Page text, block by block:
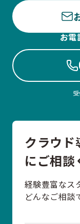
お電
クラウド
にご相談
経験豊富なス
どんなご相談